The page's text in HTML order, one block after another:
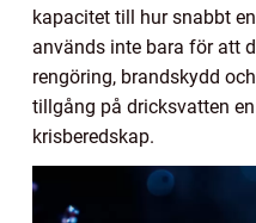
kapacitet till hur snabbt
används inte bara för att
rengöring, brandskydd
tillgång på dricksvatten
krisberedskap.